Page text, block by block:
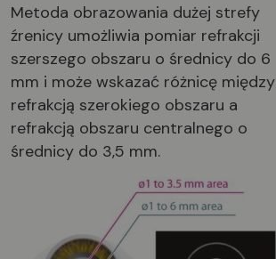
Metoda obrazowania dużej strefy
źrenicy umożliwia pomiar refrakcji
szerszego obszaru o średnicy do 6
mm i może wskazać różnicę między
refrakcją szerokiego obszaru a
refrakcją obszaru centralnego o
średnicy do 3,5 mm.